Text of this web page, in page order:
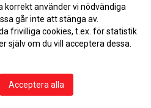
Wadelius 2020-05-26 19:02
23 maj 2020 2020-04-21 15:19
2020-03-30 14:29
V 14
är det viktigt
korrekt använder vi nödvändiga
går inte att stänga av.
frivilliga cookies, t.ex. för statistik
själv om du vill acceptera dessa.
Acceptera alla